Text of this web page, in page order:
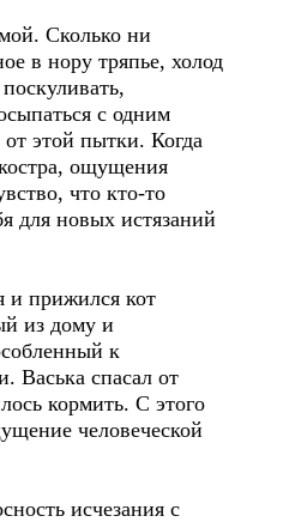
Сколько ни
в нору тряпье, холод
с одним
этой пытки. Когда
ощущения
что кто-то
для новых истязаний
и прижился кот
из дому и
к
Васька спасал от
кормить. С этого
человеческой
исчезания с